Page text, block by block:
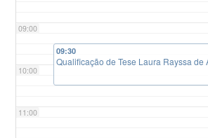
09:00
10:00
11:00
09:30
Qualificação de Tese Laura Rayssa de